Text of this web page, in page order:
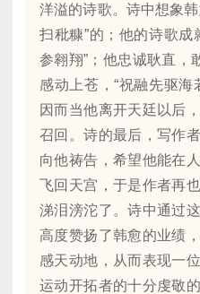
洋溢的诗歌。诗中想象
扫秕糠”的；他的诗歌成
参翱翔”；他忠诚耿直，
感动上苍，“祝融先驱海
因而当他离开天廷以后
召回。诗的最后，写作
向他祷告，希望他能在
飞回天宫，于是作者再
涕泪滂沱了。诗中通过
高度赞扬了韩愈的业绩
感天动地，从而表现一
运动开拓者的十分虔敬